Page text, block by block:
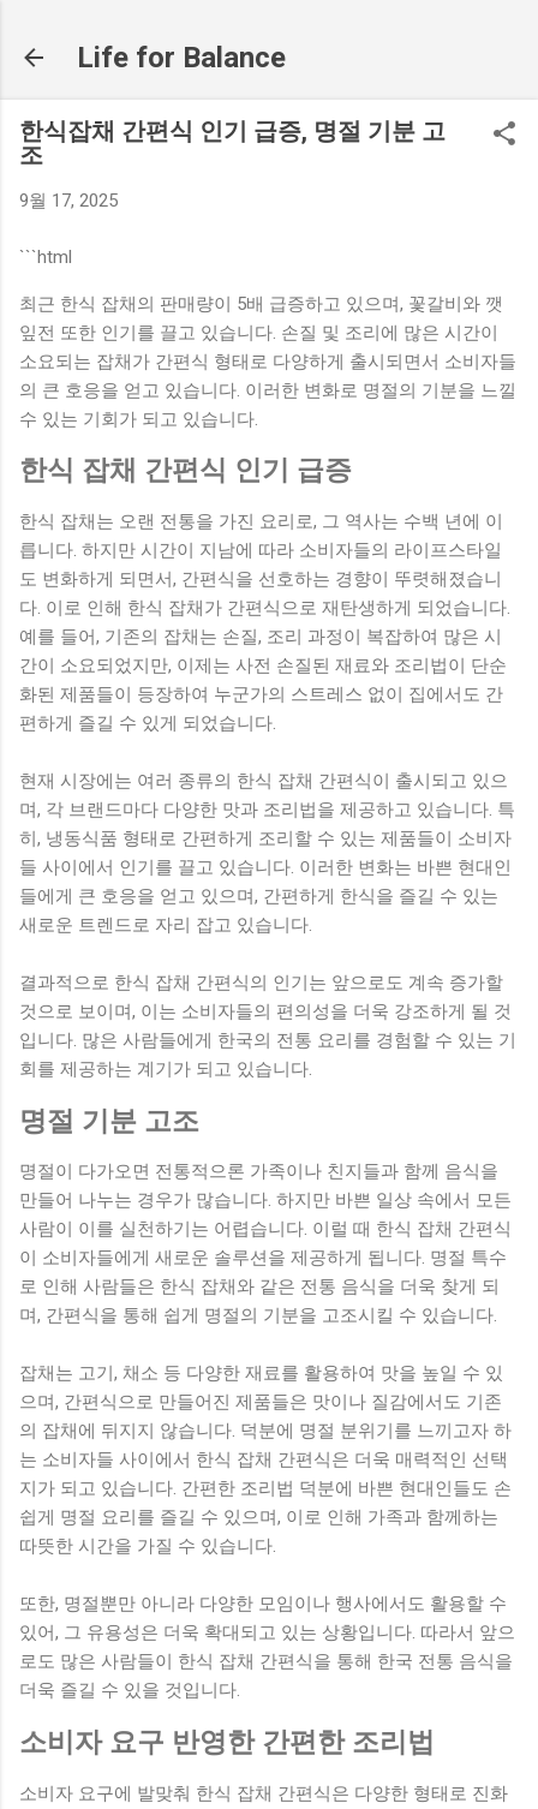
Life for Balance
한식잡채 간편식 인기 급증, 명절 기분 고
조
9월 17, 2025
```html
최근 한식 잡채의 판매량이 5배 급증하고 있으며, 꽃갈비와 깻
잎전 또한 인기를 끌고 있습니다. 손질 및 조리에 많은 시간이
소요되는 잡채가 간편식 형태로 다양하게 출시되면서 소비자들
의 큰 호응을 얻고 있습니다. 이러한 변화로 명절의 기분을 느낄
수 있는 기회가 되고 있습니다.
한식 잡채 간편식 인기 급증
한식 잡채는 오랜 전통을 가진 요리로, 그 역사는 수백 년에 이
릅니다. 하지만 시간이 지남에 따라 소비자들의 라이프스타일
도 변화하게 되면서, 간편식을 선호하는 경향이 뚜렷해졌습니
다. 이로 인해 한식 잡채가 간편식으로 재탄생하게 되었습니다.
예를 들어, 기존의 잡채는 손질, 조리 과정이 복잡하여 많은 시
간이 소요되었지만, 이제는 사전 손질된 재료와 조리법이 단순
화된 제품들이 등장하여 누군가의 스트레스 없이 집에서도 간
편하게 즐길 수 있게 되었습니다.
현재 시장에는 여러 종류의 한식 잡채 간편식이 출시되고 있으
며, 각 브랜드마다 다양한 맛과 조리법을 제공하고 있습니다. 특
히, 냉동식품 형태로 간편하게 조리할 수 있는 제품들이 소비자
들 사이에서 인기를 끌고 있습니다. 이러한 변화는 바쁜 현대인
들에게 큰 호응을 얻고 있으며, 간편하게 한식을 즐길 수 있는
새로운 트렌드로 자리 잡고 있습니다.
결과적으로 한식 잡채 간편식의 인기는 앞으로도 계속 증가할
것으로 보이며, 이는 소비자들의 편의성을 더욱 강조하게 될 것
입니다. 많은 사람들에게 한국의 전통 요리를 경험할 수 있는 기
회를 제공하는 계기가 되고 있습니다.
명절 기분 고조
명절이 다가오면 전통적으론 가족이나 친지들과 함께 음식을
만들어 나누는 경우가 많습니다. 하지만 바쁜 일상 속에서 모든
사람이 이를 실천하기는 어렵습니다. 이럴 때 한식 잡채 간편식
이 소비자들에게 새로운 솔루션을 제공하게 됩니다. 명절 특수
로 인해 사람들은 한식 잡채와 같은 전통 음식을 더욱 찾게 되
며, 간편식을 통해 쉽게 명절의 기분을 고조시킬 수 있습니다.
잡채는 고기, 채소 등 다양한 재료를 활용하여 맛을 높일 수 있
으며, 간편식으로 만들어진 제품들은 맛이나 질감에서도 기존
의 잡채에 뒤지지 않습니다. 덕분에 명절 분위기를 느끼고자 하
는 소비자들 사이에서 한식 잡채 간편식은 더욱 매력적인 선택
지가 되고 있습니다. 간편한 조리법 덕분에 바쁜 현대인들도 손
쉽게 명절 요리를 즐길 수 있으며, 이로 인해 가족과 함께하는
따뜻한 시간을 가질 수 있습니다.
또한, 명절뿐만 아니라 다양한 모임이나 행사에서도 활용할 수
있어, 그 유용성은 더욱 확대되고 있는 상황입니다. 따라서 앞으
로도 많은 사람들이 한식 잡채 간편식을 통해 한국 전통 음식을
더욱 즐길 수 있을 것입니다.
소비자 요구 반영한 간편한 조리법
소비자 요구에 발맞춰 한식 잡채 간편식은 다양한 형태로 진화